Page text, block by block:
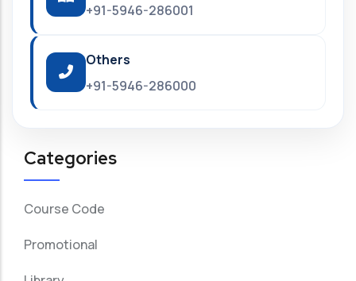
+91-5946-286001
Others
+91-5946-286000
Categories
Course Code
Promotional